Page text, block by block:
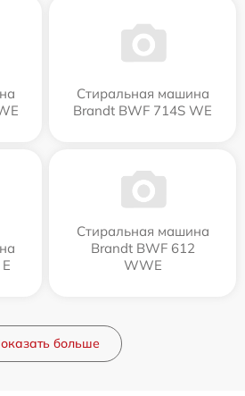
Стиральная машина
Brandt BWF 714S WE
Стиральная машина
Brandt BWF 612
WWE
больше